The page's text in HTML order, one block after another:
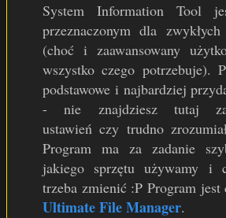
System Information Tool
przeznaczonym dla
(choć i zaawansowany
wszystko czego potrzebuje).
podstawowe i najbardziej
- nie znajdziesz tutaj
ustawień czy trudno
Program ma za zadanie
jakiego sprzętu używamy i
trzeba zmienić :P Program jest
Ultimate File Manager.